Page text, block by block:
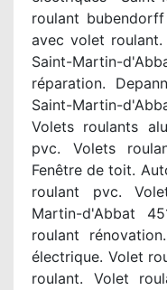
roulant
avec volet roulant.
Saint-Martin-
réparation.
Saint-Martin-
Volets roulants
pvc. Volets
Fenêtre de toit.
roulant pvc.
Martin-d'Abbat
roulant
électrique. Volet
roulant. Volet